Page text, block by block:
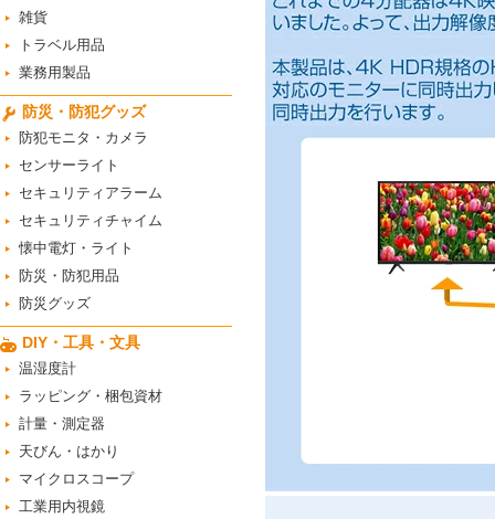
雑貨
トラベル用品
業務用製品
防災・防犯グッズ
防犯モニタ・カメラ
センサーライト
セキュリティアラーム
セキュリティチャイム
懐中電灯・ライト
防災・防犯用品
防災グッズ
DIY・工具・文具
温湿度計
ラッピング・梱包資材
計量・測定器
天びん・はかり
マイクロスコープ
工業用内視鏡